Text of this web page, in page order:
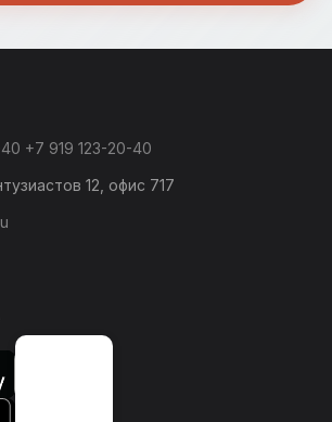
+7 919 123-20-40
12, офис 717